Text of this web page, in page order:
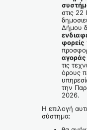
στις 22
Δήμου
φορείς
αγοράς
τις
όρους
την
2026.
Η επιλογή
σύστημα: